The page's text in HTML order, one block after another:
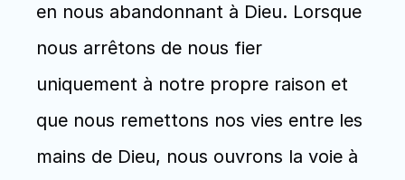
en nous abandonnant à Dieu. Lorsque
nous arrêtons de nous fier
uniquement à notre propre raison et
que nous remettons nos vies entre les
mains de Dieu, nous ouvrons la voie à